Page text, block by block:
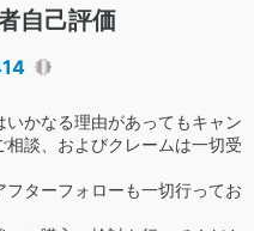
自己評価
かなる理由があってもキャン
談、およびクレームは一切受
フターフォローも一切行ってお